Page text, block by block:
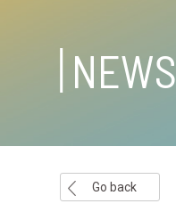
NEWS
Go back